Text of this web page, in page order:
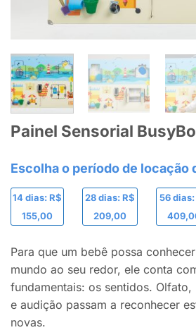
Painel Sensorial
14 dias: R$
155,00
28 dias: R$
209,00
56 dias:
Para que um bebê possa
mundo ao seu redor, ele conta
fundamentais: os sentidos.
e audição passam a reconhecer
novas.